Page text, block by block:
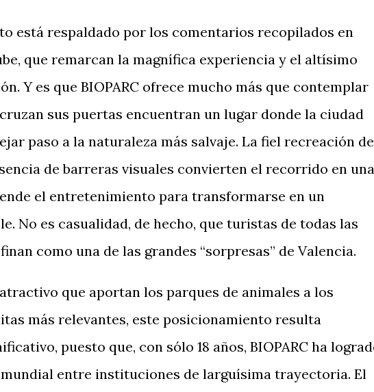
está respaldado por los comentarios recopilados en
que remarcan la magnífica experiencia y el altísimo
Y es que BIOPARC ofrece mucho más que contemplar
sus puertas encuentran un lugar donde la ciudad
paso a la naturaleza más salvaje. La fiel recreación de
de barreras visuales convierten el recorrido en una
el entretenimiento para transformarse en un
No es casualidad, de hecho, que turistas de todas las
como una de las grandes “sorpresas” de Valencia.
que aportan los parques de animales a los
más relevantes, este posicionamiento resulta
puesto que, con sólo 18 años, BIOPARC ha
entre instituciones de larguísima trayectoria. El